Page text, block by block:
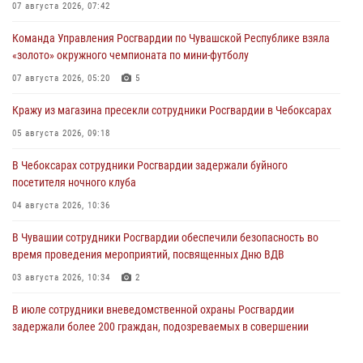
07 августа 2026, 07:42
Команда Управления Росгвардии по Чувашской Республике взяла
«золото» окружного чемпионата по мини-футболу
07 августа 2026, 05:20 5
Кражу из магазина пресекли сотрудники Росгвардии в Чебоксарах
05 августа 2026, 09:18
В Чебоксарах сотрудники Росгвардии задержали буйного
посетителя ночного клуба
04 августа 2026, 10:36
В Чувашии сотрудники Росгвардии обеспечили безопасность во
время проведения мероприятий, посвященных Дню ВДВ
03 августа 2026, 10:34 2
В июле сотрудники вневедомственной охраны Росгвардии
задержали более 200 граждан, подозреваемых в совершении